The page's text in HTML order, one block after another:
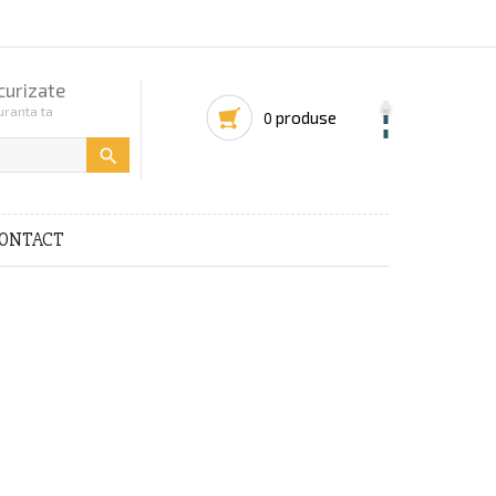
ta

0 produse